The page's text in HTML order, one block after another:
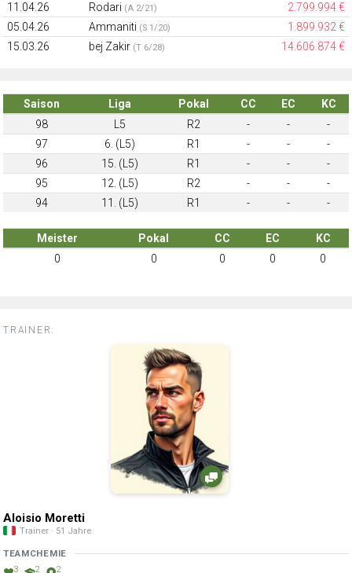
11.04.26 Rodari (A 2/21)
2.799.994 €
05.04.26
Ammaniti (S 1/20)
1.899.932 €
15.03.26
bej Zakir (T 6/28) 14.606.874 €
Saison Liga Pokal CC EC
KC
98
L5 R2 - -
-
97
6. (L5) R1 - -
-
96
15. (L5) R1 - -
-
95
12. (L5) R2 - -
-
94
11. (L5) R1 - - -
Meister Pokal CC EC
KC
0
0 0 0 0
TRAINER:
Aloisio Moretti
Trainer · 51 Jahre
TEAMCHEMIE
3 2 2